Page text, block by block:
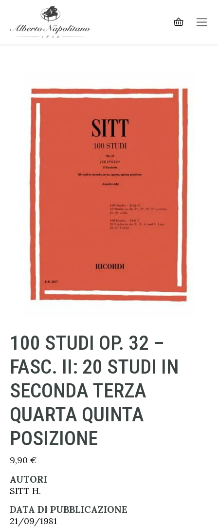
100 STUDI OP. 32 –
FASC. II: 20 STUDI IN
SECONDA TERZA
QUARTA QUINTA
POSIZIONE
9,90 €
AUTORI
SITT H.
DATA DI PUBBLICAZIONE
21/09/1981